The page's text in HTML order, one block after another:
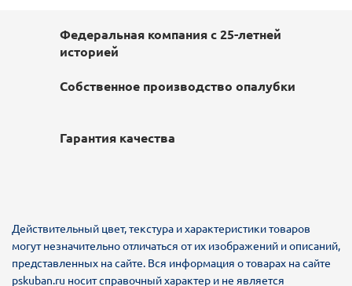
Федеральная компания с 25-летней
историей
Собственное производство опалубки
Гарантия качества
Действительный цвет, текстура и характеристики товаров
могут незначительно отличаться от их изображений и описаний,
представленных на сайте. Вся информация о товарах на сайте
pskuban.ru носит справочный характер и не является